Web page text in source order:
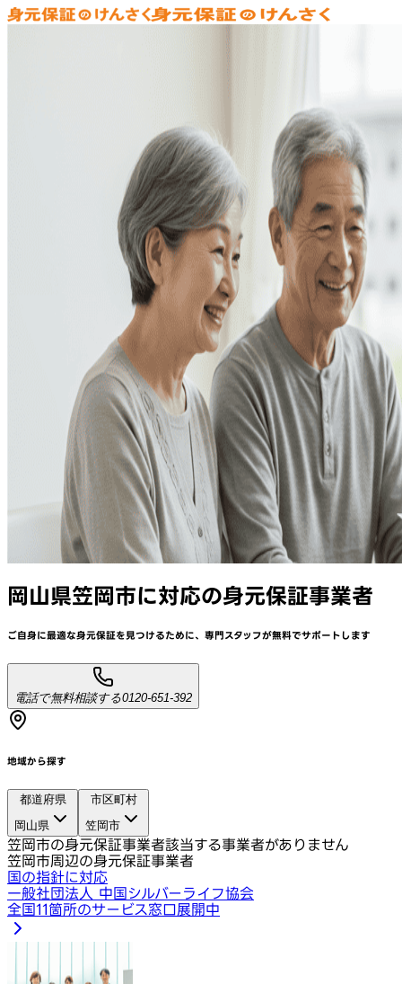
岡山県笠岡市に対応の身元保証事業者
ご自身に最適な身元保証を見つけるために、 専門スタッフが無料でサポートします
電話で無料相談する0120-651-392
地域から探す
都道府県
岡山県
市区町村
笠岡市
笠岡市の身元保証事業者該当する事業者がありません
笠岡市周辺の身元保証事業者
国の指針に対応
一般社団法人 中国シルバーライフ協会
全国11箇所のサービス窓口展開中